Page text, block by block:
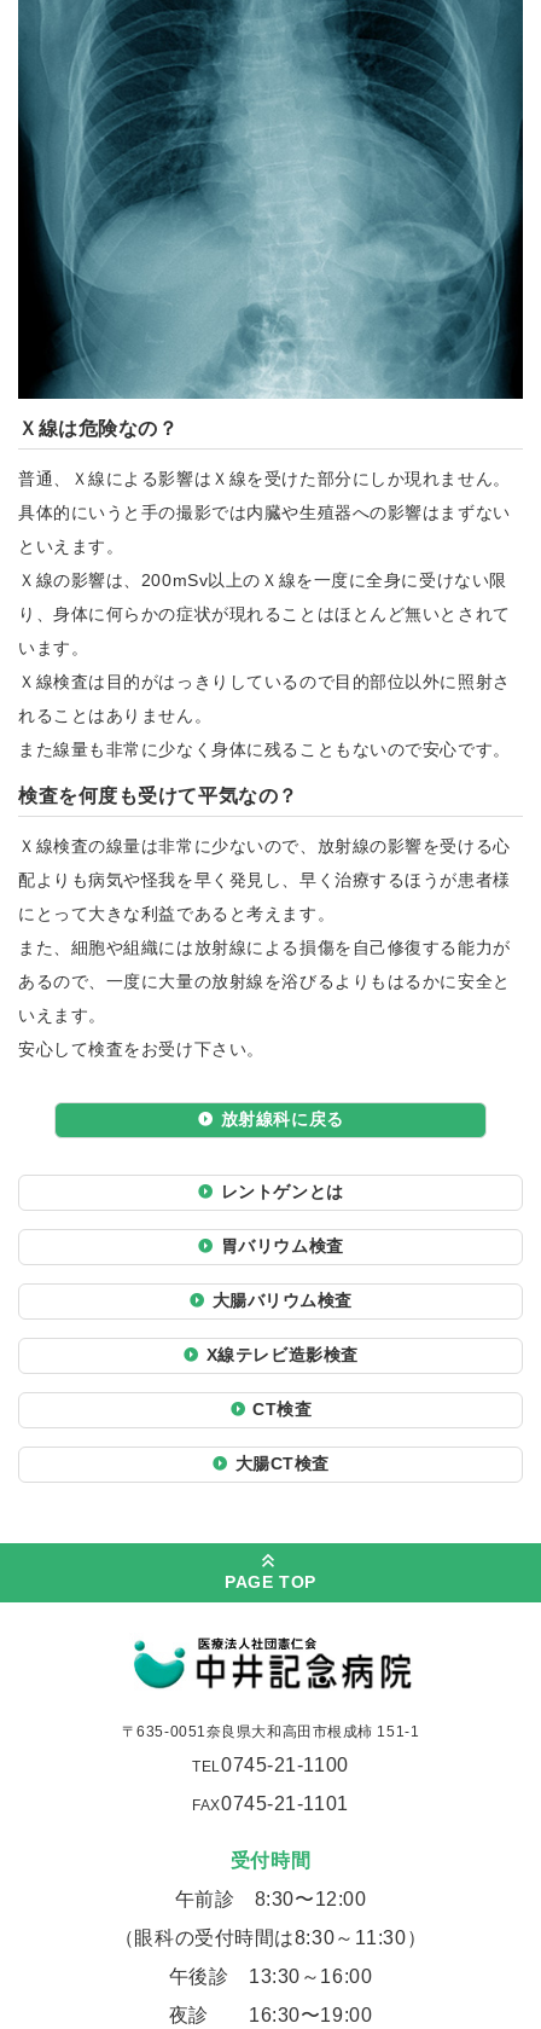
Ｘ線は危険なの？
普通、Ｘ線による影響はＸ線を受けた部分にしか現れません。
具体的にいうと手の撮影では内臓や生殖器への影響はまずない
といえます。
Ｘ線の影響は、200mSv以上のＸ線を一度に全身に受けない限
り、身体に何らかの症状が現れることはほとんど無いとされて
います。
Ｘ線検査は目的がはっきりしているので目的部位以外に照射さ
れることはありません。
また線量も非常に少なく身体に残ることもないので安心です。
検査を何度も受けて平気なの？
Ｘ線検査の線量は非常に少ないので、放射線の影響を受ける心
配よりも病気や怪我を早く発見し、早く治療するほうが患者様
にとって大きな利益であると考えます。
また、細胞や組織には放射線による損傷を自己修復する能力が
あるので、一度に大量の放射線を浴びるよりもはるかに安全と
いえます。
安心して検査をお受け下さい。
放射線科に戻る
レントゲンとは
胃バリウム検査
大腸バリウム検査
X線テレビ造影検査
CT検査
大腸CT検査
PAGE TOP
〒635-0051奈良県大和高田市根成柿 151-1
TEL 0745-21-1100
FAX0745-21-1101
受付時間
午前診 8:30〜12:00
（眼科の受付時間は8:30～11:30）
午後診 13:30～16:00
夜診 16:30〜19:00